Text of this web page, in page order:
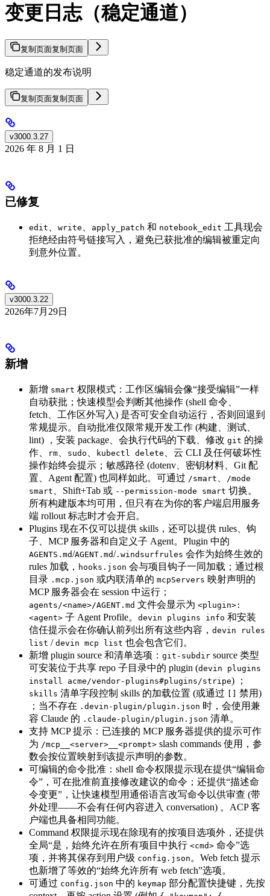
变更日志（稳定通道）
复制页面复制页面
稳定通道的发布说明
复制页面复制页面
v3000.3.27
2026 年 8 月 1 日
已修复
edit write apply_patch 和 notebook_edit 工具现会
拒绝经由符号链接写入，避免已获批准的编辑被重定向
到意外位置。
v3000.3.22
2026年7月29日
新增
新增 smart 权限模式：工作区编辑会像“接受编辑”一样
自动获批；快速模型会判断其他操作 (shell 命令、
fetch、工作区外写入) 是否可安全自动运行，否则回退到
常规提示。自动批准仅限常规开发工作 (构建、测试、
lint) ，安装 package、会执行代码的下载、修改 git 的操
作、
rm sudo kubectl delete
、云 CLI 及任何破坏性
操作始终会提示；敏感路径 (dotenv、密钥材料、Git 配
置、Agent 配置) 也同样如此。可通过 /smart
/mode
smart
、Shift+Tab 或 --permission-mode smart 切换。
所有构建版本均可用，但只有在为你的客户端启用服务
端 rollout 标志时才会开启。
Plugins 现在不仅可以提供 skills，还可以提供 rules、钩
子、MCP 服务器和自定义子 Agent。Plugin 中的
AGENTS.md/AGENT.md/ .windsurfrules 会作为始终生效的
rules 加载， hooks.json 会与项目钩子一同加载；通过根
目录 .mcp.json 或内联清单的 mcpServers 映射声明的
MCP 服务器会在 session 中运行；
agents/<name>/AGENT.md 文件会显示为 <plugin>:
<agent> 子 Agent Profile。 devin plugins info 和安装
信任提示会在你确认前列出所有这些内容， devin rules
list / devin mcp list 也会包含它们。
新增 plugin source 和清单选项： git-subdir source 类型
可安装位于共享 repo 子目录中的 plugin (devin plugins
install acme/vendor-plugins#plugins/stripe) ；
skills 清单字段控制 skills 的加载位置 (或通过
禁用)
；当不存在 .devin-plugin/plugin.json 时，会使用兼
容 Claude 的 .claude-plugin/plugin.json 清单。
支持 MCP 提示：已连接的 MCP 服务器提供的提示可作
为 /mcp__<server>__<prompt> slash commands 使用，参
数会按位置映射到该提示声明的参数。
可编辑的命令批准：shell 命令权限提示现在提供“编辑命
令”，可在批准前直接修改建议的命令；还提供“描述命
令变更”，让快速模型用通俗语言改写命令以供审查 (带
外处理——不会有任何内容进入 conversation) 。ACP 客
户端也具备相同功能。
Command 权限提示现在除现有的按项目选项外，还提供
全局“是，始终允许在所有项目中执行 <cmd> 命令”选
项，并将其保存到用户级 config.json 。Web fetch 提示
也新增了等效的“始终允许所有 web fetch”选项。
可通过 config.json 中的 keymap 部分配置快捷键，先按